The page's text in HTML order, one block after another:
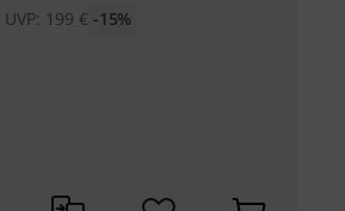
UVP: 199 € -15%